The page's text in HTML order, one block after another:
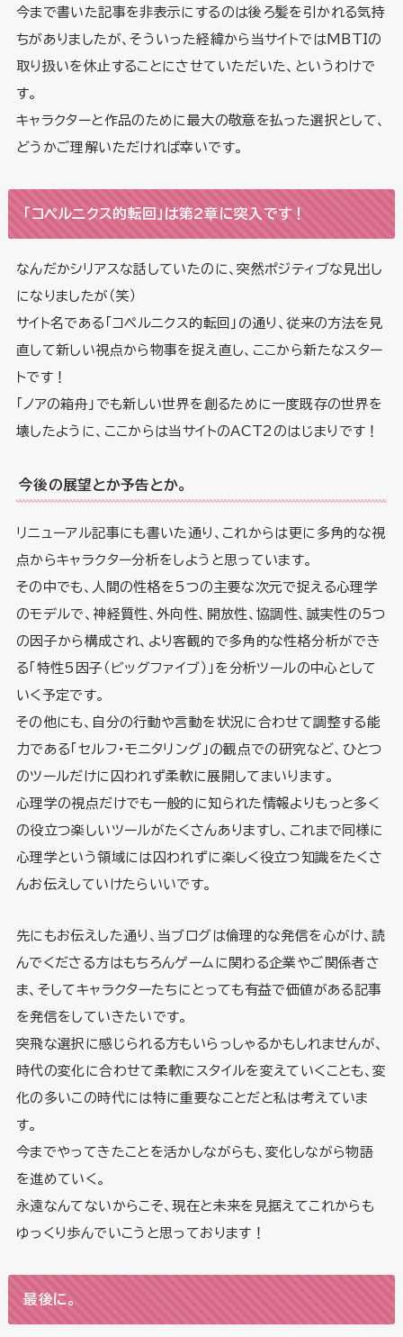
今まで書いた記事を非表示にするのは後ろ髪を引かれる気持
ちがありましたが、そういった経緯から当サイトではMBTIの
取り扱いを休止することにさせていただいた、というわけで
す。
キャラクターと作品のために最大の敬意を払った選択として、
どうかご理解いただければ幸いです。
「コペルニクス的転回」は第2章に突入です！
なんだかシリアスな話していたのに、突然ポジティブな見出し
になりましたが（笑）
サイト名である「コペルニクス的転回」の通り、従来の方法を見
直して新しい視点から物事を捉え直し、ここから新たなスター
トです！
「ノアの箱舟」でも新しい世界を創るために一度既存の世界を
壊したように、ここからは当サイトのACT2のはじまりです！
今後の展望とか予告とか。
リニューアル記事にも書いた通り、これからは更に多角的な視
点からキャラクター分析をしようと思っています。
その中でも、人間の性格を5つの主要な次元で捉える心理学
のモデルで、神経質性、外向性、開放性、協調性、誠実性の5つ
の因子から構成され、より客観的で多角的な性格分析ができ
る「特性5因子（ビッグファイブ）」を分析ツールの中心として
いく予定です。
その他にも、自分の行動や言動を状況に合わせて調整する能
力である「セルフ・モニタリング」の観点での研究など、ひとつ
のツールだけに囚われず柔軟に展開してまいります。
心理学の視点だけでも一般的に知られた情報よりもっと多く
の役立つ楽しいツールがたくさんありますし、これまで同様に
心理学という領域には囚われずに楽しく役立つ知識をたくさ
んお伝えしていけたらいいです。
先にもお伝えした通り、当ブログは倫理的な発信を心がけ、読
んでくださる方はもちろんゲームに関わる企業やご関係者さ
ま、そしてキャラクターたちにとっても有益で価値がある記事
を発信をしていきたいです。
突飛な選択に感じられる方もいらっしゃるかもしれませんが、
時代の変化に合わせて柔軟にスタイルを変えていくことも、変
化の多いこの時代には特に重要なことだと私は考えていま
す。
今までやってきたことを活かしながらも、変化しながら物語
を進めていく。
永遠なんてないからこそ、現在と未来を見据えてこれからも
ゆっくり歩んでいこうと思っております！
最後に。